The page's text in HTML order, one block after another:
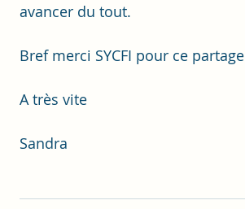
avancer du tout.
Bref merci SYCFI pour ce partage
A très vite
Sandra